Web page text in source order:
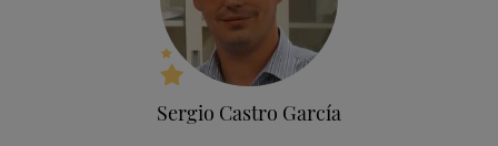
Sergio Castro García